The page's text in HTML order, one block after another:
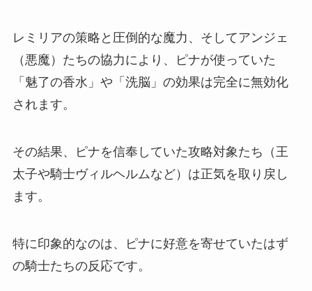
レミリアの策略と圧倒的な魔力、そしてアンジェ
（悪魔）たちの協力により、ピナが使っていた
「魅了の香水」や「洗脳」の効果は完全に無効化
されます。
その結果、ピナを信奉していた攻略対象たち（王
太子や騎士ヴィルヘルムなど）は正気を取り戻し
ます。
特に印象的なのは、ピナに好意を寄せていたはず
の騎士たちの反応です。